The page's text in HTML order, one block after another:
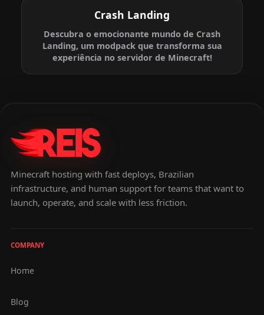
Crash Landing
Descubra o emocionante mundo de Crash
Landing, um modpack que transforma sua
experiência no servidor de Minecraft!
Minecraft hosting with fast deploys, Brazilian
infrastructure, and human support for teams that want to
launch, operate, and scale with less friction.
COMPANY
Home
Blog